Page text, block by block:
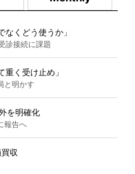
くどう使うか」
診接続に課題
く受け止め」
と明かす
を明確化
報告へ
収